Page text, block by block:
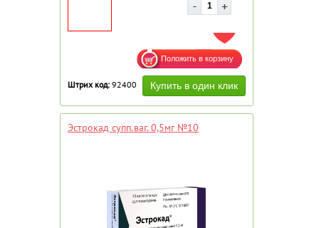
ДОБАВИТЬ В ИЗБРАННОЕ
Штрих код: 92400
Эстрокад супп.ваг. 0,5мг №10